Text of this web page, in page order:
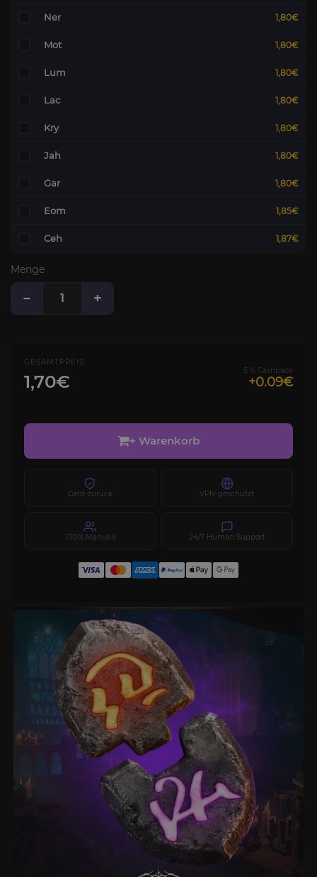
Ner 1,80€
Mot 1,80€
Lum 1,80€
Lac 1,80€
Kry 1,80€
Jah 1,80€
Gar 1,80€
Eom 1,85€
Ceh 1,87€
Menge
− +
GESAMTPREIS
1,70€
5 % Cashback
+0.09€
+ Warenkorb
Geld-zurück VPN-geschützt
100% Manuell 24/7 Human Support